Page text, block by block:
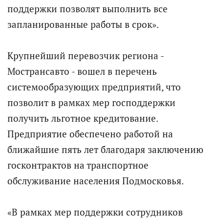
поддержки позволят выполнить все
запланированные работы в срок».
Крупнейший перевозчик региона -
Мострансавто - вошел в перечень
системообразующих предприятий, что
позволит в рамках мер господдержки
получить льготное кредитование.
Предприятие обеспечено работой на
ближайшие пять лет благодаря заключению
госконтрактов на транспортное
обслуживание населения Подмосковья.
«В рамках мер поддержки сотрудников